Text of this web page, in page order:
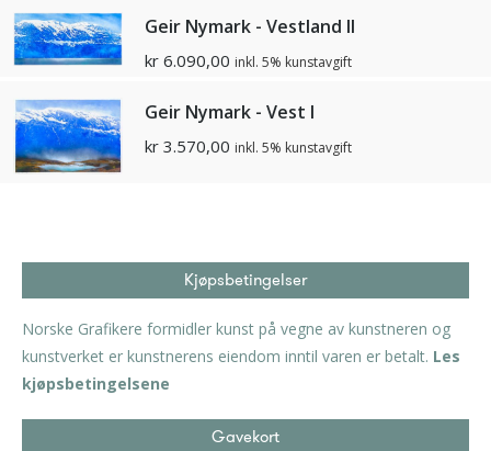
Geir Nymark - Vestland II
kr 6.090,00 inkl. 5% kunstavgift
Geir Nymark - Vest I
kr 3.570,00 inkl. 5% kunstavgift
Kjøpsbetingelser
Norske Grafikere formidler kunst på vegne av kunstneren og
kunstverket er kunstnerens eiendom inntil varen er betalt. Les
kjøpsbetingelsene
Gavekort